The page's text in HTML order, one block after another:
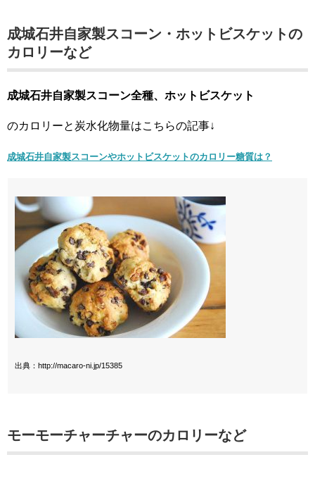
成城石井自家製スコーン・ホットビスケットの
カロリーなど
成城石井自家製スコーン全種、ホットビスケット
のカロリーと炭水化物量はこちらの記事↓
成城石井自家製スコーンやホットビスケットのカロリー糖質は？
出典：http://macaro-ni.jp/15385
モーモーチャーチャーのカロリーなど